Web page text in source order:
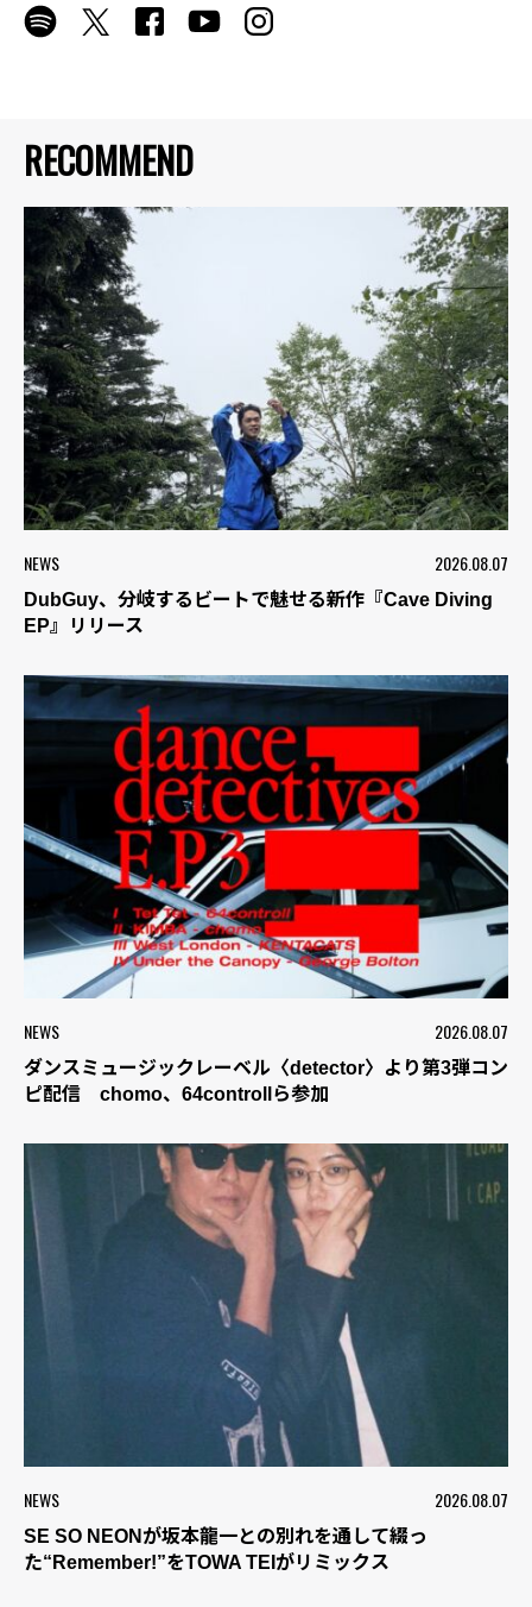
RECOMMEND
NEWS 2026.08.07
DubGuy、分岐するビートで魅せる新作『Cave Diving
EP』リリース
NEWS 2026.08.07
ダンスミュージックレーベル〈detector〉より第3弾コン
ピ配信 chomo、64controllら参加
NEWS 2026.08.07
SE SO NEONが坂本龍一との別れを通して綴っ
た“Remember!”をTOWA TEIがリミックス